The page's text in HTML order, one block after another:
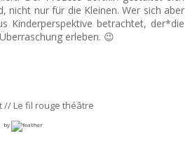
nicht nur für die Kleinen. Wer sich aber
Kinderperspektive betrachtet, der*die
erleben. 😉
// Le fil rouge théâtre
by